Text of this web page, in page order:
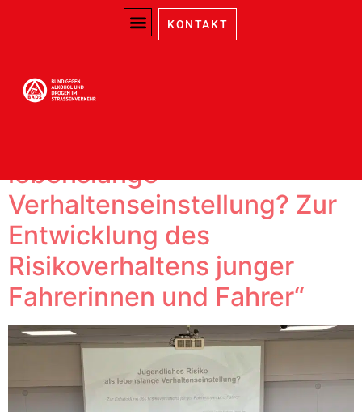
KONTAKT
Kategorie:Sachsen-
8. Symposium
lebenslange
Verhaltenseinstellung? Zur
Entwicklung des
Risikoverhaltens junger
Fahrerinnen und Fahrer“